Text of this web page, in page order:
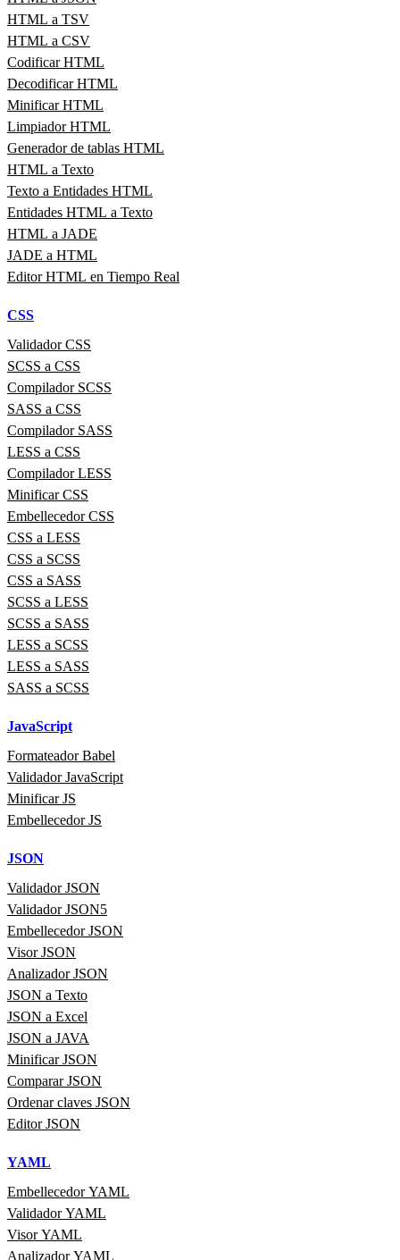
HTML a TSV
HTML a CSV
Codificar HTML
Decodificar HTML
Minificar HTML
Limpiador HTML
Generador de tablas HTML
HTML a Texto
Texto a Entidades HTML
Entidades HTML a Texto
HTML a JADE
JADE a HTML
Editor HTML en Tiempo Real
CSS
Validador CSS
SCSS a CSS
Compilador SCSS
SASS a CSS
Compilador SASS
LESS a CSS
Compilador LESS
Minificar CSS
Embellecedor CSS
CSS a LESS
CSS a SCSS
CSS a SASS
SCSS a LESS
SCSS a SASS
LESS a SCSS
LESS a SASS
SASS a SCSS
JavaScript
Formateador Babel
Validador JavaScript
Minificar JS
Embellecedor JS
JSON
Validador JSON
Validador JSON5
Embellecedor JSON
Visor JSON
Analizador JSON
JSON a Texto
JSON a Excel
JSON a JAVA
Minificar JSON
Comparar JSON
Ordenar claves JSON
Editor JSON
YAML
Embellecedor YAML
Validador YAML
Visor YAML
Analizador YAML